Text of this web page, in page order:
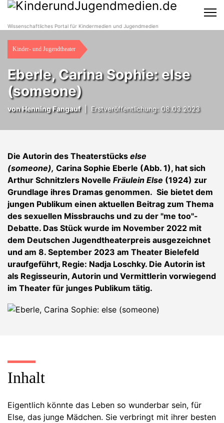
Wissenschaftliches Portal für Kindermedien und Jugendmedien
Kinder- und Jugendtheater
Eberle, Carina Sophie: else
(someone)
vonHenning Fangauf| Erstveröffentlichung: 08.03.2023
Die Autorin des Theaterstücks else
(someone), Carina Sophie Eberle (Abb. 1), hat sich
Arthur Schnitzlers Novelle Fräulein Else (1924) zur
Grundlage ihres Dramas genommen. Sie bietet dem
jungen Publikum einen aktuellen Beitrag zum Thema
des sexuellen Missbrauchs und zu der "me too"-
Debatte. Das Stück wurde im November 2022 mit
dem Deutschen Jugendtheaterpreis ausgezeichnet
und am 8. September 2023 am Theater Bielefeld
uraufgeführt, Regie: Nadja Loschky. Die Autorin ist
als Regisseurin, Autorin und Vermittlerin vorwiegend
im Theater für junges Publikum tätig.
Inhalt
Eigentlich könnte das Leben so wunderbar sein, für
Else, das junge Mädchen. Sie verbringt mit ihrer besten